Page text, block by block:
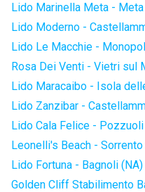
Lido Marinella Meta -
Lido Moderno -
Lido Le Macchie -
Rosa Dei Venti - Vietri sul
Lido Maracaibo - Isola
Lido Zanzibar -
Lido Cala Felice -
Leonelli's Beach - Sorrento
Lido Fortuna - Bagnoli (NA)
Golden Cliff Stabilimento